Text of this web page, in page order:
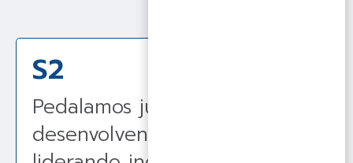
S2
Pedalamos juntos no futuro,
desenvolvendo talentos e